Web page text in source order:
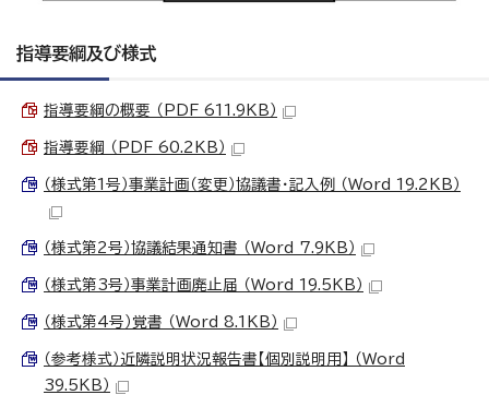
指導要綱及び様式
指導要綱の概要 （PDF 611.9KB）
指導要綱 （PDF 60.2KB）
（様式第1号）事業計画（変更）協議書・記入例 （Word 19.2KB）
（様式第2号）協議結果通知書 （Word 7.9KB）
（様式第3号）事業計画廃止届 （Word 19.5KB）
（様式第4号）覚書 （Word 8.1KB）
（参考様式）近隣説明状況報告書【個別説明用】 （Word
39.5KB）